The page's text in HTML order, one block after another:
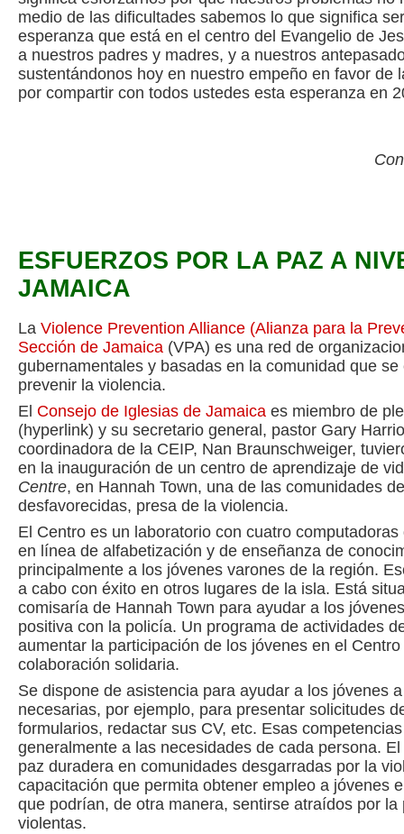
medio de las dificultades sabemos lo que significa
esperanza que está en el centro del Evangelio de
a nuestros padres y madres, y a nuestros
sustentándonos hoy en nuestro empeño en favor de
por compartir con todos ustedes esta esperanza en
ESFUERZOS POR LA PAZ A
JAMAICA
La Violence Prevention Alliance (Alianza para la
Sección de Jamaica (VPA) es una red de
gubernamentales y basadas en la comunidad que
prevenir la violencia.
El Consejo de Iglesias de Jamaica es miembro de
(hyperlink) y su secretario general, pastor Gary
coordinadora de la CEIP, Nan Braunschweiger,
en la inauguración de un centro de aprendizaje de
Centre, en Hannah Town, una de las comunidades
desfavorecidas, presa de la violencia.
El Centro es un laboratorio con cuatro
en línea de alfabetización y de enseñanza de
principalmente a los jóvenes varones de la región.
a cabo con éxito en otros lugares de la isla. Está
comisaría de Hannah Town para ayudar a los
positiva con la policía. Un programa de actividades
aumentar la participación de los jóvenes en el
colaboración solidaria.
Se dispone de asistencia para ayudar a los jóvenes
necesarias, por ejemplo, para presentar solicitudes
formularios, redactar sus CV, etc. Esas
generalmente a las necesidades de cada persona.
paz duradera en comunidades desgarradas por la
capacitación que permita obtener empleo a jóvenes
que podrían, de otra manera, sentirse atraídos por
violentas.